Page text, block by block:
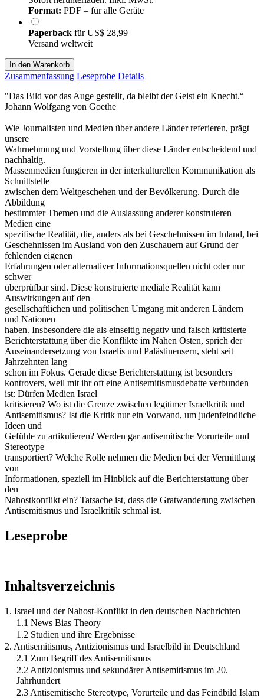
Format: PDF – für alle Geräte
Paperback fürUS$ 28,99
Versand weltweit
In den Warenkorb
Zusammenfassung Leseprobe Details
"Das Bild vor das Auge gestellt, da bleibt der Geist ein Knecht.“
Johann Wolfgang von Goethe
Wie Journalisten und Medien über andere Länder referieren, prägt
unsere
Wahrnehmung und Vorstellung über diese Länder entscheidend und
nachhaltig.
Massenmedien fungieren in der interkulturellen Kommunikation als
Schnittstelle
zwischen dem Weltgeschehen und der Bevölkerung. Durch die
Abbildung
bestimmter Themen und die Auslassung anderer konstruieren
Medien eine
spezifische Realität, die, anders als bei Geschehnissen im Inland, bei
Geschehnissen im Ausland von den Zuschauern auf Grund der
fehlenden eigenen
Erfahrungen oder alternativer Informationsquellen nicht oder nur
schwer
überprüfbar sind. Diese konstruierte mediale Realität kann
Auswirkungen auf den
gesellschaftlichen und politischen Umgang mit anderen Ländern
und Nationen
haben. Insbesondere die als einseitig negativ und falsch kritisierte
Berichterstattung über die Konflikte im Nahen Osten, sprich der
Auseinandersetzung von Israelis und Palästinensern, steht seit
Jahrzehnten lang
schon im Fokus. Gerade diese Berichterstattung ist besonders
kontrovers, weil mit ihr oft eine Antisemitismusdebatte verbunden
ist: Dürfen Medien Israel
kritisieren? Wo ist die Grenze zwischen legitimer Israelkritik und
Antisemitismus? Ist die Kritik nur ein Vorwand, um judenfeindliche
Ideen und
Gefühle zu artikulieren? Werden gar antisemitische Vorurteile und
Stereotype
transportiert? Welche Rolle nehmen die Medien bei der Vermittlung
von
Informationen, speziell im Hinblick auf die Berichterstattung über
den
Nahostkonflikt ein? Tatsache ist, dass die Gratwanderung zwischen
Antisemitismus und Israelkritik schmal ist.
Leseprobe
Inhaltsverzeichnis
1. Israel und der Nahost-Konflikt in den deutschen Nachrichten
1.1 News Bias Theory
1.2 Studien und ihre Ergebnisse
2. Antisemitismus, Antizionismus und Israelbild in Deutschland
2.1 Zum Begriff des Antisemitismus
2.2 Antizionismus und sekundärer Antisemitismus im 20.
Jahrhundert
2.3 Antisemitische Stereotype, Vorurteile und das Feindbild Islam